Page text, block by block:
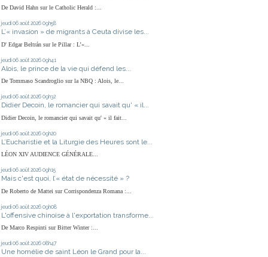
De David Hahn sur le Catholic Herald :...
jeudi 06 août 2026 09h58
L’« invasion » de migrants à Ceuta divise les...
D' Edgar Beltrán sur le Pillar : L’«...
jeudi 06 août 2026 09h41
Alois, le prince de la vie qui défend les...
De Tommaso Scandroglio sur la NBQ : Alois, le...
jeudi 06 août 2026 09h32
Didier Decoin, le romancier qui savait qu' « il...
Didier Decoin, le romancier qui savait qu' « il fait...
jeudi 06 août 2026 09h20
L’Eucharistie et la Liturgie des Heures sont le...
LÉON XIV AUDIENCE GÉNÉRALE...
jeudi 06 août 2026 09h15
Mais c'est quoi, l’« état de nécessité » ?
De Roberto de Mattei sur Corrispondenza Romana :...
jeudi 06 août 2026 09h08
L'offensive chinoise à l'exportation transforme...
De Marco Respinti sur Bitter Winter :...
jeudi 06 août 2026 08h47
Une homélie de saint Léon le Grand pour la...